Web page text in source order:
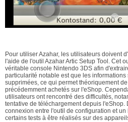
Pour utiliser Azahar, les utilisateurs doivent
l'aide de l'outil Azahar Artic Setup Tool. Cet
véritable console Nintendo 3DS afin
particularité notable est que les
supprimées, ce qui permet théoriquement
précédemment achetés sur l'eShop.
utilisateurs ont rencontré des difficultés,
tentative de téléchargement depuis l'eShop.
connexion entre l'outil de configuration et
certains tests à être réalisés sur des